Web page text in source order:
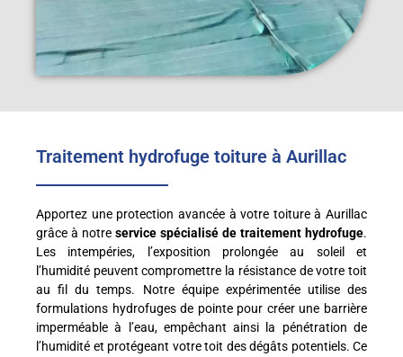
Traitement hydrofuge toiture à Aurillac
Apportez une protection avancée à votre toiture à Aurillac
grâce à notre service spécialisé de traitement hydrofuge.
Les intempéries, l’exposition prolongée au soleil et
l’humidité peuvent compromettre la résistance de votre toit
au fil du temps. Notre équipe expérimentée utilise des
formulations hydrofuges de pointe pour créer une barrière
imperméable à l’eau, empêchant ainsi la pénétration de
l’humidité et protégeant votre toit des dégâts potentiels. Ce